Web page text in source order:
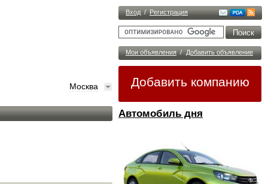
Вход / Регистрация
Мои объявления / Добавить объявление
Добавить компанию
Автомобиль дня
Москва